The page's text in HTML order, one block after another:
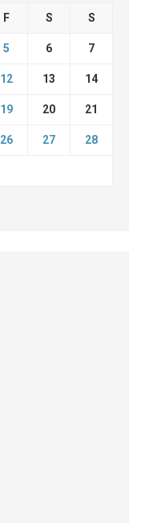
F S S
5 6 7
12 13 14
19 20 21
26 27 28